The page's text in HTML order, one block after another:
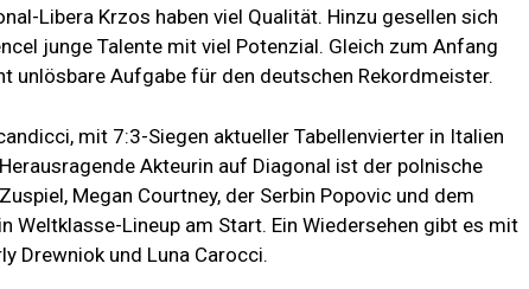
Libera Krzos haben viel Qualität. Hinzu gesellen sich
junge Talente mit viel Potenzial. Gleich zum Anfang
unlösbare Aufgabe für den deutschen Rekordmeister.
mit 7:3-Siegen aktueller Tabellenvierter in Italien
Akteurin auf Diagonal ist der polnische
Megan Courtney, der Serbin Popovic und dem
Weltklasse-Lineup am Start. Ein Wiedersehen gibt es mit
Drewniok und Luna Carocci.